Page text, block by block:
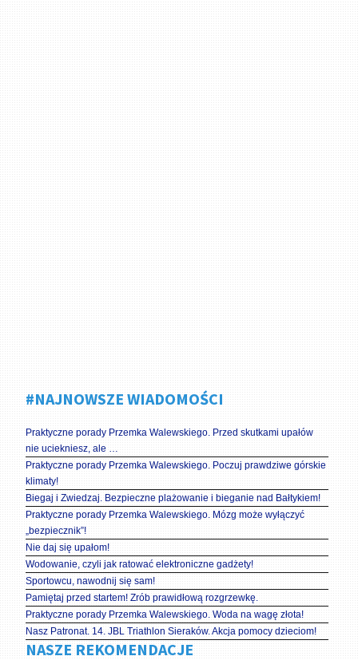
#NAJNOWSZE WIADOMOŚCI
Praktyczne porady Przemka Walewskiego. Przed skutkami upałów
nie uciekniesz, ale …
Praktyczne porady Przemka Walewskiego. Poczuj prawdziwe górskie
klimaty!
Biegaj i Zwiedzaj. Bezpieczne plażowanie i bieganie nad Bałtykiem!
Praktyczne porady Przemka Walewskiego. Mózg może wyłączyć
„bezpiecznik”!
Nie daj się upałom!
Wodowanie, czyli jak ratować elektroniczne gadżety!
Sportowcu, nawodnij się sam!
Pamiętaj przed startem! Zrób prawidłową rozgrzewkę.
Praktyczne porady Przemka Walewskiego. Woda na wagę złota!
Nasz Patronat. 14. JBL Triathlon Sieraków. Akcja pomocy dzieciom!
NASZE REKOMENDACJE